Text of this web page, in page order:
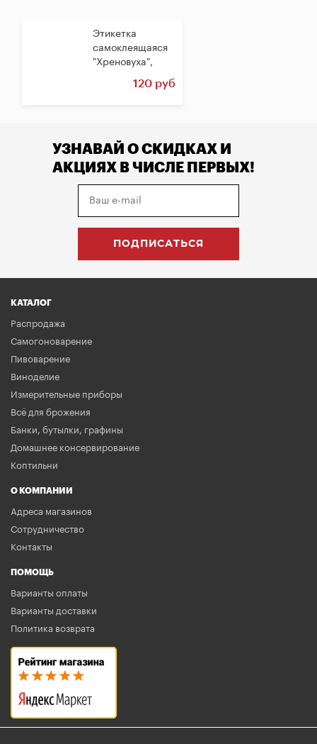
Этикетка
самоклеящаяся
"Хреновуха",
прямоугольная,...
120 руб
УЗНАВАЙ О СКИДКАХ И
АКЦИЯХ В ЧИСЛЕ ПЕРВЫХ!
КАТАЛОГ
Распродажа
Самогоноварение
Пивоварение
Виноделие
Измерительные приборы
Всё для брожения
Банки, бутылки, графины
Домашнее консервирование
Коптильни
О КОМПАНИИ
Адреса магазинов
Сотрудничество
Контакты
ПОМОЩЬ
Варианты оплаты
Варианты доставки
Политика возврата